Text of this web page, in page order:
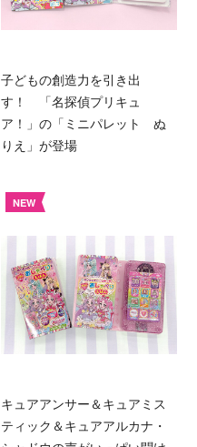
子どもの創造力を引き出
す！ 「名探偵プリキュ
ア！」の「ミニパレット ぬ
りえ」が登場
NEW
キュアアンサー＆キュアミス
ティック＆キュアアルカナ・